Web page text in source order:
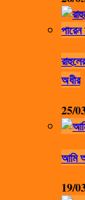
অধীর
25/
আমি
19/